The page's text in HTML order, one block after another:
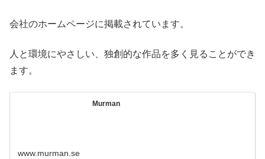
会社のホームページに掲載されています。
人と環境にやさしい、独創的な作品を多く見ることができ
ます。
Murman
www.murman.se